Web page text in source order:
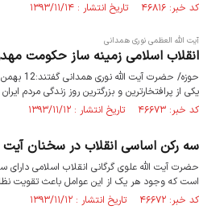
کد خبر: ۴۶۸۱۶ تاریخ انتشار : ۱۳۹۳/۱۱/۱۴
آیت الله العظمی نوری همدانی
انقلاب اسلامی زمینه ساز حکومت
حوزه/
یکی از پرافتخارترین و بزرگترین روز زندگی مردم
کد خبر: ۴۶۶۷۳ تاریخ انتشار : ۱۳۹۳/۱۱/۱۲
سه رکن اساسی انقلاب در سخنان آیت
حضرت آیت الله علوی گرگانی انقلاب اسلامی دارای
است که وجود هر یک از این عوامل باعث تقویت
کد خبر: ۴۶۶۷۲ تاریخ انتشار : ۱۳۹۳/۱۱/۱۲